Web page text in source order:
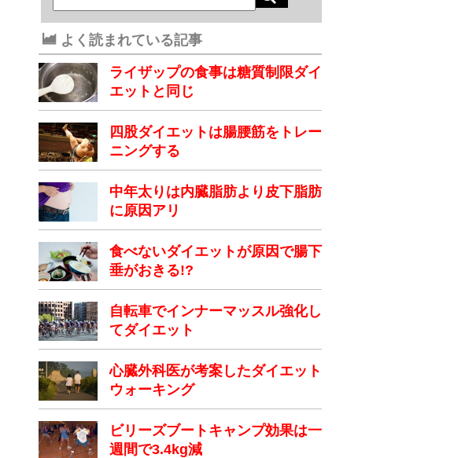
よく読まれている記事
ライザップの食事は糖質制限ダイ
エットと同じ
四股ダイエットは腸腰筋をトレー
ニングする
中年太りは内臓脂肪より皮下脂肪
に原因アリ
食べないダイエットが原因で腸下
垂がおきる!?
自転車でインナーマッスル強化し
てダイエット
心臓外科医が考案したダイエット
ウォーキング
ビリーズブートキャンプ効果は一
週間で3.4kg減